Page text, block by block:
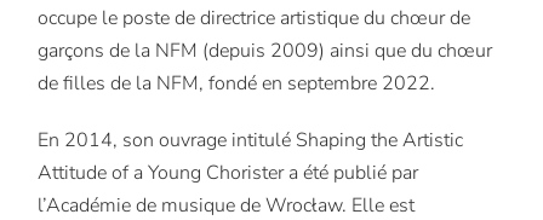
occupe le poste de directrice artistique du chœur de
garçons de la NFM (depuis 2009) ainsi que du chœur
de filles de la NFM, fondé en septembre 2022.
En 2014, son ouvrage intitulé Shaping the Artistic
Attitude of a Young Chorister a été publié par
l’Académie de musique de Wrocław. Elle est